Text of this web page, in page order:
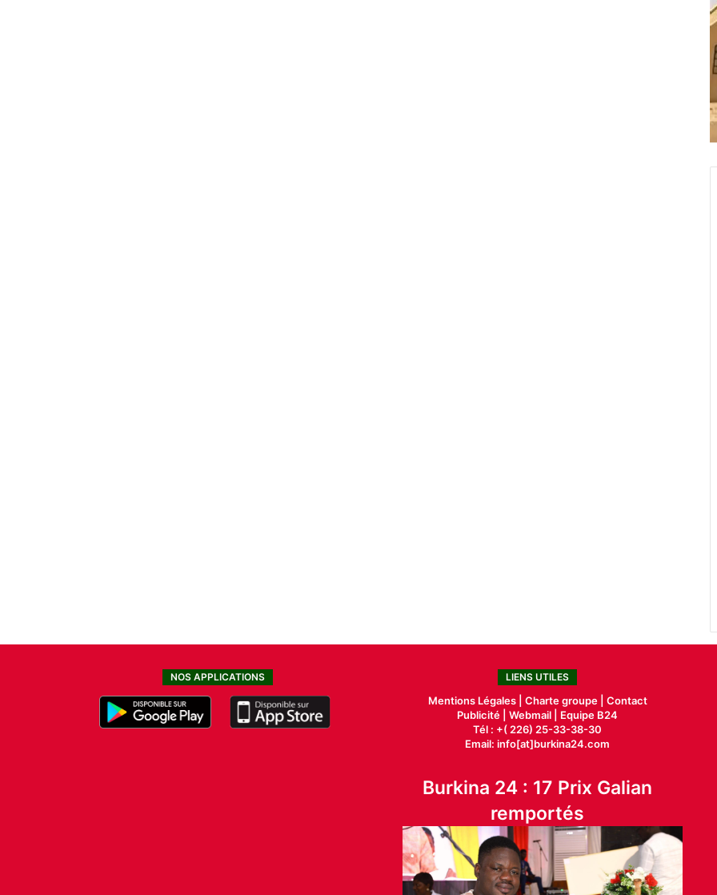
NOS APPLICATIONS LIENS UTILES
Mentions Légales | Charte groupe | Contact
Publicité |Webmail |
Equipe B24
Tél : +( 226) 25-33-38-30
Email: info[at]burkina24.com
Burkina 24 : 17 Prix Galian
remportés